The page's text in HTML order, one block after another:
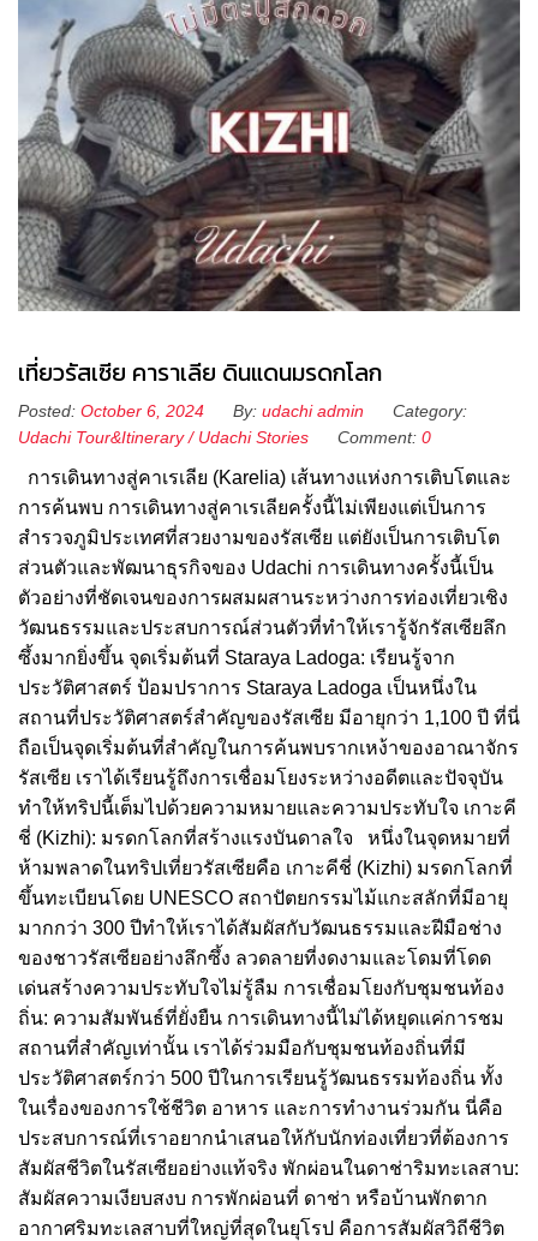
เที่ยวรัสเซีย คาราเลีย ดินแดนมรดกโลก
Posted: October 6, 2024 By: udachi admin
Category:
Udachi Tour&Itinerary/ Udachi Stories Comment: 0
การเดินทางสู่คาเรเลีย (Karelia) เส้นทางแห่งการเติบโตและ
การค้นพบ การเดินทางสู่คาเรเลียครั้งนี้ไม่เพียงแต่เป็นการ
สำรวจภูมิประเทศที่สวยงามของรัสเซีย แต่ยังเป็นการเติบโต
ส่วนตัวและพัฒนาธุรกิจของ Udachi การเดินทางครั้งนี้เป็น
ตัวอย่างที่ชัดเจนของการผสมผสานระหว่างการท่องเที่ยวเชิง
วัฒนธรรมและประสบการณ์ส่วนตัวที่ทำให้เรารู้จักรัสเซียลึก
ซึ้งมากยิ่งขึ้น จุดเริ่มต้นที่ Staraya Ladoga: เรียนรู้จาก
ประวัติศาสตร์ ป้อมปราการ Staraya Ladoga เป็นหนึ่งใน
สถานที่ประวัติศาสตร์สำคัญของรัสเซีย มีอายุกว่า 1,100 ปี ที่นี่
ถือเป็นจุดเริ่มต้นที่สำคัญในการค้นพบรากเหง้าของอาณาจักร
รัสเซีย เราได้เรียนรู้ถึงการเชื่อมโยงระหว่างอดีตและปัจจุบัน
ทำให้ทริปนี้เต็มไปด้วยความหมายและความประทับใจ เกาะคี
ชี่ (Kizhi): มรดกโลกที่สร้างแรงบันดาลใจ หนึ่งในจุดหมายที่
ห้ามพลาดในทริปเที่ยวรัสเซียคือ เกาะคีชี่ (Kizhi) มรดกโลกที่
ขึ้นทะเบียนโดย UNESCO สถาปัตยกรรมไม้แกะสลักที่มีอายุ
มากกว่า 300 ปีทำให้เราได้สัมผัสกับวัฒนธรรมและฝีมือช่าง
ของชาวรัสเซียอย่างลึกซึ้ง ลวดลายที่งดงามและโดมที่โดด
เด่นสร้างความประทับใจไม่รู้ลืม การเชื่อมโยงกับชุมชนท้อง
ถิ่น: ความสัมพันธ์ที่ยั่งยืน การเดินทางนี้ไม่ได้หยุดแค่การชม
สถานที่สำคัญเท่านั้น เราได้ร่วมมือกับชุมชนท้องถิ่นที่มี
ประวัติศาสตร์กว่า 500 ปีในการเรียนรู้วัฒนธรรมท้องถิ่น ทั้ง
ในเรื่องของการใช้ชีวิต อาหาร และการทำงานร่วมกัน นี่คือ
ประสบการณ์ที่เราอยากนำเสนอให้กับนักท่องเที่ยวที่ต้องการ
สัมผัสชีวิตในรัสเซียอย่างแท้จริง พักผ่อนในดาช่าริมทะเลสาบ:
สัมผัสความเงียบสงบ การพักผ่อนที่ ดาช่า หรือบ้านพักตาก
อากาศริมทะเลสาบที่ใหญ่ที่สุดในยุโรป คือการสัมผัสวิถีชีวิต